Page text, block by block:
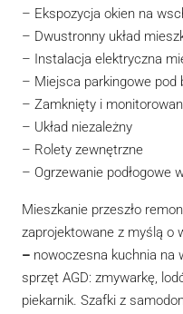
– Ekspozycja okien na
– Dwustronny układ
– Instalacja elektryczna
– Miejsca parkingowe pod
– Zamknięty i
– Układ niezależny
– Rolety zewnętrzne
– Ogrzewanie podłogowe
Mieszkanie przeszło
zaprojektowane z myślą o
– nowoczesna kuchnia na
sprzęt AGD: zmywarkę,
piekarnik. Szafki z